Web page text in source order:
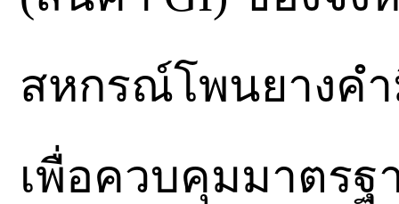
สหกรณ์โพนยางค
เพื่อควบคุมมาตรฐ